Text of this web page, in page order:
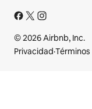
© 2026 Airbnb, Inc.
Privacidad·Términos